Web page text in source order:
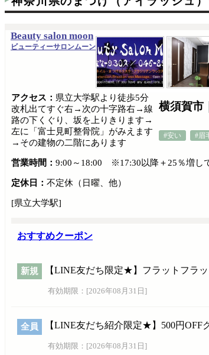
Beauty salon moon
ビューティーサロンムーン
横須賀市
#安い #眉
アクセス： 県立大学駅より徒歩5分
改札出てすぐ右→次の十字路右→線
路の下くぐり、坂を上りきります→
左に「富士見町整骨院」がみえます
→その建物の二階にあります
営業時間： 9:00～18:00 ※17:30以降＋25％増し
定休日： 不定休（日曜、他）
[県立大学駅]
おすすめクーポン
新規 【LINE友だち限定★】フラットフラ
有効期限：[2026年08月31日 ]
全員 【LINE友だち紹介限定★】500円OFF
有効期限：[2026年08月31日 ]